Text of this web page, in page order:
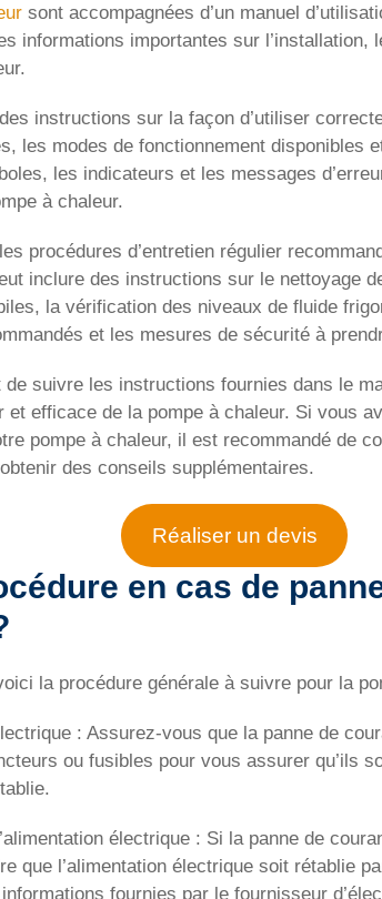
sont accompagnées d’un manuel
informations importantes sur l’installation,
instructions sur la façon d’utiliser
les modes de fonctionnement disponibles
les indicateurs et les messages
à chaleur.
procédures d’entretien régulier
inclure des instructions sur le nettoyage
la vérification des niveaux de fluide
et les mesures de sécurité à
suivre les instructions fournies dans le
et efficace de la pompe à chaleur. Si vous
pompe à chaleur, il est recommandé de
des conseils supplémentaires.
Réaliser un devis
en cas de
la procédure générale à suivre pour la
: Assurez-vous que la panne de
ou fusibles pour vous assurer qu’ils
électrique : Si la panne de
que l’alimentation électrique soit rétablie
fournies par le fournisseur